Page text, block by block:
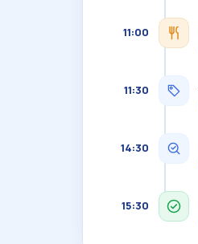
11:00
11:30
14:30
15:30